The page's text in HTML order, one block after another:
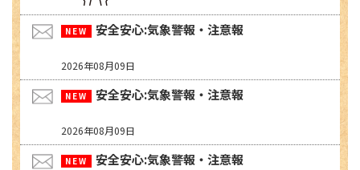
安全安心:気象警報・注意報
2026年08月09日
安全安心:気象警報・注意報
2026年08月09日
安全安心:気象警報・注意報